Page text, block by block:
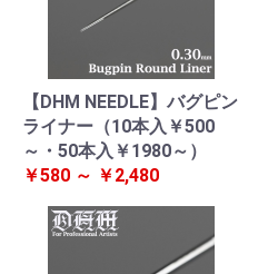
【DHM NEEDLE】バグピン
ライナー（10本入￥500
～・50本入￥1980～）
￥580 ～ ￥2,480